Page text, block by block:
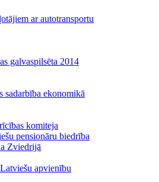
ar autotransportu
galvaspilsēta 2014
ekonomikā
komiteja
pensionāru biedrība
Zviedrijā
apvienību